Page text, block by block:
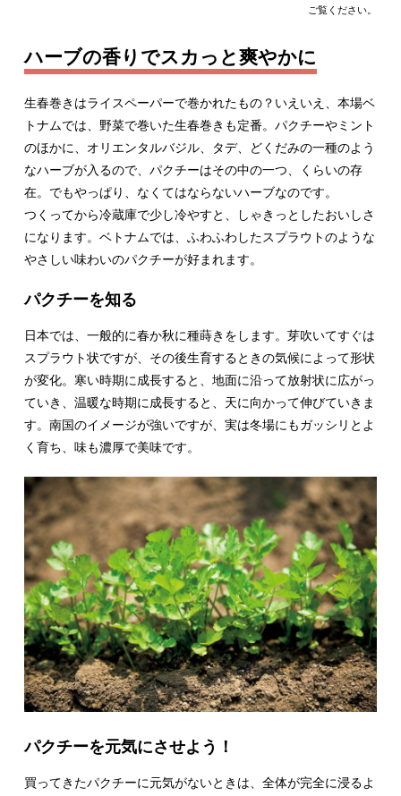
ご覧ください。
ハーブの香りでスカっと爽やかに
生春巻きはライスペーパーで巻かれたもの？いえいえ、本場ベ
トナムでは、野菜で巻いた生春巻きも定番。パクチーやミント
のほかに、オリエンタルバジル、タデ、どくだみの一種のよう
なハーブが入るので、パクチーはその中の一つ、くらいの存
在。でもやっぱり、なくてはならないハーブなのです。
つくってから冷蔵庫で少し冷やすと、しゃきっとしたおいしさ
になります。ベトナムでは、ふわふわしたスプラウトのような
やさしい味わいのパクチーが好まれます。
パクチーを知る
日本では、一般的に春か秋に種蒔きをします。芽吹いてすぐは
スプラウト状ですが、その後生育するときの気候によって形状
が変化。寒い時期に成長すると、地面に沿って放射状に広がっ
ていき、温暖な時期に成長すると、天に向かって伸びていきま
す。南国のイメージが強いですが、実は冬場にもガッシリとよ
く育ち、味も濃厚で美味です。
パクチーを元気にさせよう！
買ってきたパクチーに元気がないときは、全体が完全に浸るよ